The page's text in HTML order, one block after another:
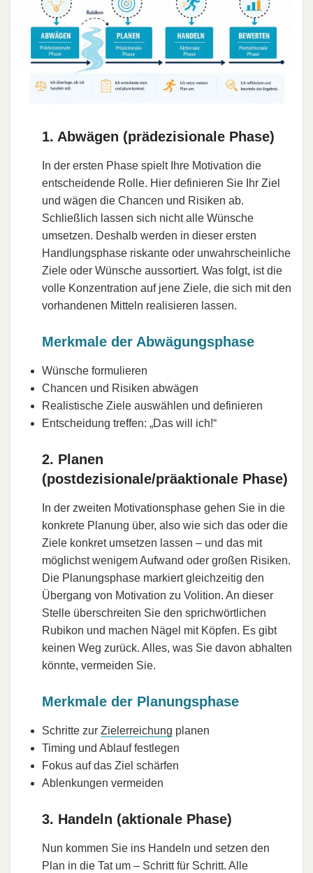
1. Abwägen (prädezisionale Phase)
In der ersten Phase spielt Ihre Motivation die
entscheidende Rolle. Hier definieren Sie Ihr Ziel
und wägen die Chancen und Risiken ab.
Schließlich lassen sich nicht alle Wünsche
umsetzen. Deshalb werden in dieser ersten
Handlungsphase riskante oder unwahrscheinliche
Ziele oder Wünsche aussortiert. Was folgt, ist die
volle Konzentration auf jene Ziele, die sich mit den
vorhandenen Mitteln realisieren lassen.
Merkmale der Abwägungsphase
Wünsche formulieren
Chancen und Risiken abwägen
Realistische Ziele auswählen und definieren
Entscheidung treffen: „Das will ich!“
2. Planen
(postdezisionale/präaktionale Phase)
In der zweiten Motivationsphase gehen Sie in die
konkrete Planung über, also wie sich das oder die
Ziele konkret umsetzen lassen – und das mit
möglichst wenigem Aufwand oder großen Risiken.
Die Planungsphase markiert gleichzeitig den
Übergang von Motivation zu Volition. An dieser
Stelle überschreiten Sie den sprichwörtlichen
Rubikon und machen Nägel mit Köpfen. Es gibt
keinen Weg zurück. Alles, was Sie davon abhalten
könnte, vermeiden Sie.
Merkmale der Planungsphase
Schritte zur Zielerreichung planen
Timing und Ablauf festlegen
Fokus auf das Ziel schärfen
Ablenkungen vermeiden
3. Handeln (aktionale Phase)
Nun kommen Sie ins Handeln und setzen den
Plan in die Tat um – Schritt für Schritt. Alle